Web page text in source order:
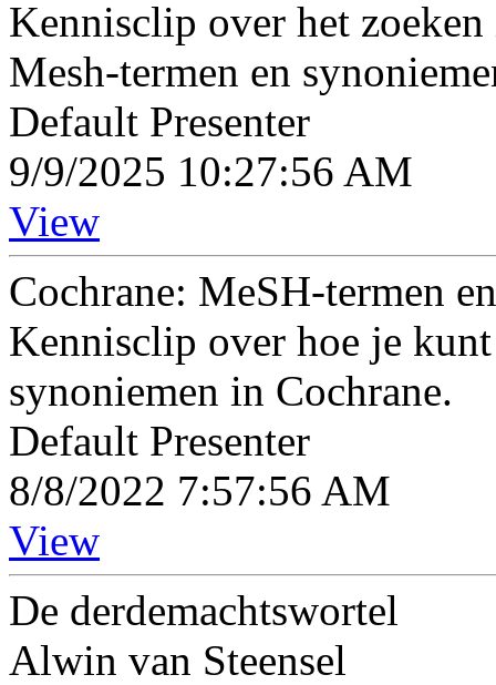
Kennisclip over het
Mesh-termen en
Default Presenter
9/9/2025 10:27:56 AM
View
Cochrane: MeSH-termen
Kennisclip over hoe je
synoniemen in Cochrane.
Default Presenter
8/8/2022 7:57:56 AM
View
De derdemachtswortel
Alwin van Steensel